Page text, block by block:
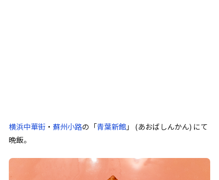
横浜中華街・ 蘇州小路の 「青葉新館」
(あおばしんかん) にて
晩飯。